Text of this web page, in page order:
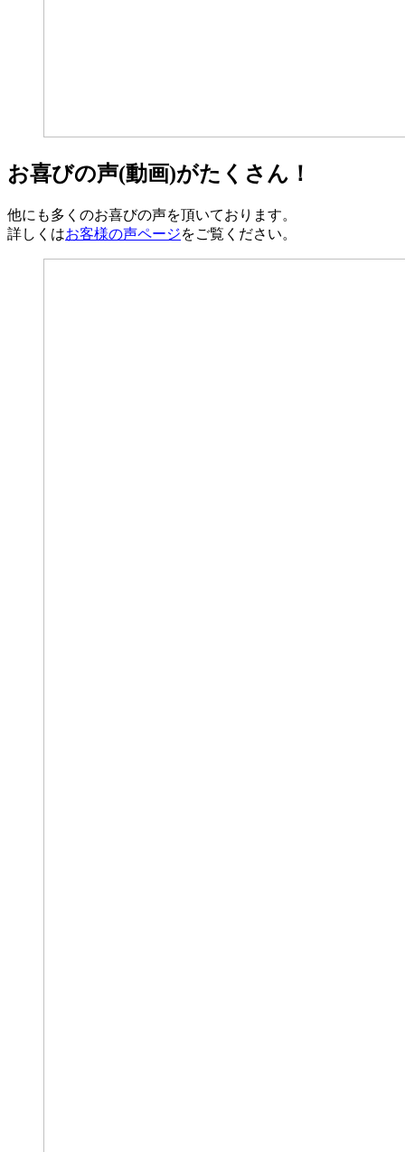
お喜びの声(動画)がたくさん！
他にも多くのお喜びの声を頂いております。
詳しくはお客様の声ページをご覧ください。